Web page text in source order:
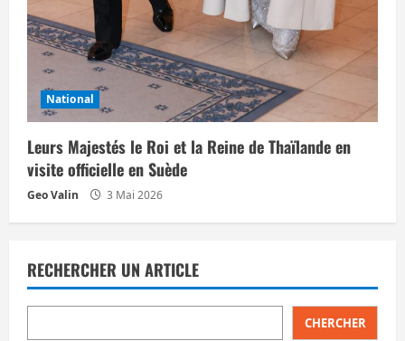
National
Leurs Majestés le Roi et la Reine de Thaïlande en
visite officielle en Suède
Geo Valin 3 Mai 2026
RECHERCHER UN ARTICLE
CHERCHER